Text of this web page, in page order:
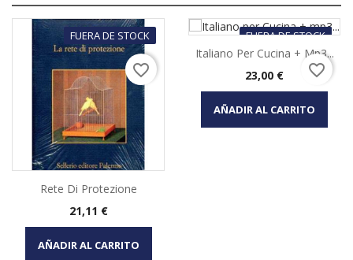
FUERA DE STOCK
Rete Di Protezione
Precio
21,11 €
AÑADIR AL CARRITO
favorite_border
FUERA DE STOCK
Italiano Per Cucina + Mp3...
Precio
23,00 €
AÑADIR AL CARRITO
favorite_border